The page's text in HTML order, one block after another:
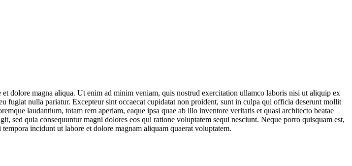
dolore magna aliqua. Ut enim ad minim veniam, quis nostrud exercitation ullamco laboris nisi ut aliquip ex
fugiat nulla pariatur. Excepteur sint occaecat cupidatat non proident, sunt in culpa qui officia deserunt mollit
laudantium, totam rem aperiam, eaque ipsa quae ab illo inventore veritatis et quasi architecto beatae
sed quia consequuntur magni dolores eos qui ratione voluptatem sequi nesciunt. Neque porro quisquam est,
incidunt ut labore et dolore magnam aliquam quaerat voluptatem.